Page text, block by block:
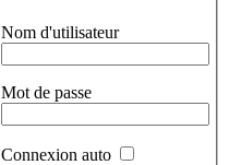
Nom d'utilisateur
Mot de passe
Connexion auto